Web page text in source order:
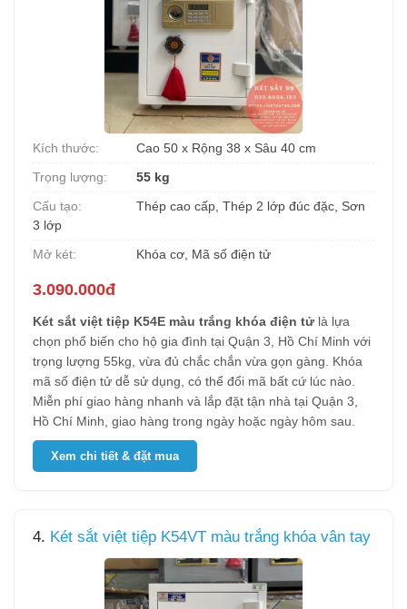
Kích thước:
Cao 50 x Rộng 38 x Sâu 40 cm
Trọng lượng:
55 kg
Cấu tạo:
Thép cao cấp, Thép 2 lớp đúc đặc, Sơn
3 lớp
Mở két:
Khóa cơ, Mã số điện tử
3.090.000đ
Két sắt việt tiệp K54E màu trắng khóa điện tửlà lựa
chọn phổ biến cho hộ gia đình tại Quận 3, Hồ Chí Minh với
trọng lượng 55kg, vừa đủ chắc chắn vừa gọn gàng. Khóa
mã số điện tử dễ sử dụng, có thể đổi mã bất cứ lúc nào.
Miễn phí giao hàng nhanh và lắp đặt tận nhà tại Quận 3,
Hồ Chí Minh, giao hàng trong ngày hoặc ngày hôm sau.
Xem chi tiết & đặt mua
4. Két sắt việt tiệp K54VT màu trắng khóa vân tay